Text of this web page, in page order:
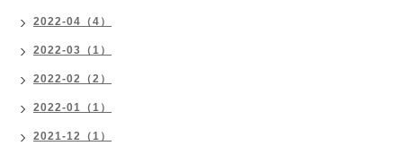
2022-04（4）
2022-03（1）
2022-02（2）
2022-01（1）
2021-12（1）